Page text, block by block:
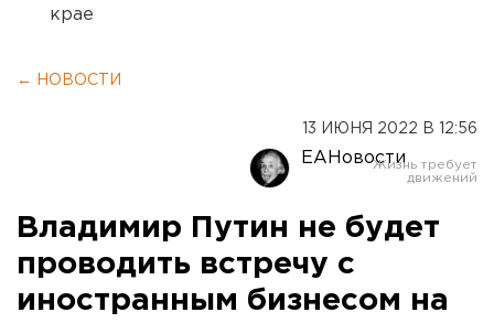
крае
← НОВОСТИ
13 ИЮНЯ 2022 В 12:56
ЕАНовости
Владимир Путин не будет
проводить встречу с
иностранным бизнесом на